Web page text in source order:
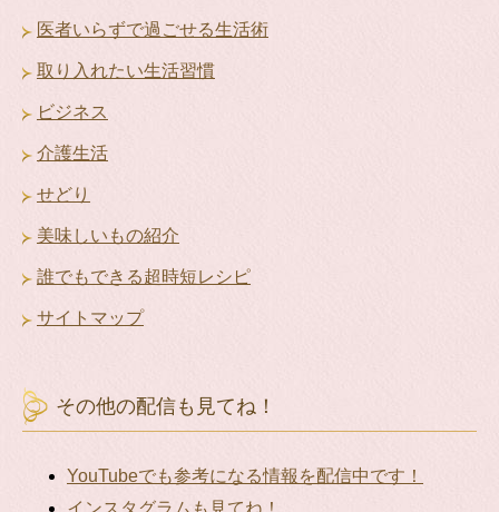
医者いらずで過ごせる生活術
取り入れたい生活習慣
ビジネス
介護生活
せどり
美味しいもの紹介
誰でもできる超時短レシピ
サイトマップ
その他の配信も見てね！
YouTubeでも参考になる情報を配信中です！